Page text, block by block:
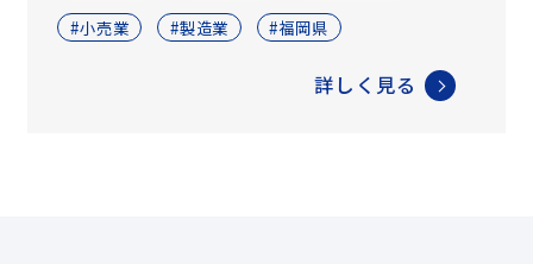
#小売業
#製造業 #福岡県
詳しく見る